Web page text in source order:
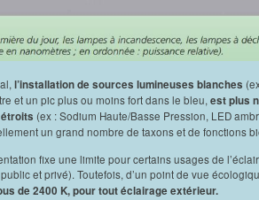
l’installation de sources lumineuses blanches
et un pic plus ou moins fort dans le bleu, est plus
(ex : Sodium Haute/Basse Pression, LED
un grand nombre de taxons et de fonctions
fixe une limite pour certains usages de
et privé). Toutefois, d’un point de vue
de 2400 K, pour tout éclairage extérieur.